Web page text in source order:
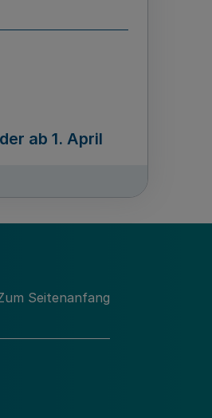
ab 1. April
Innovativ &
Seitenanfang